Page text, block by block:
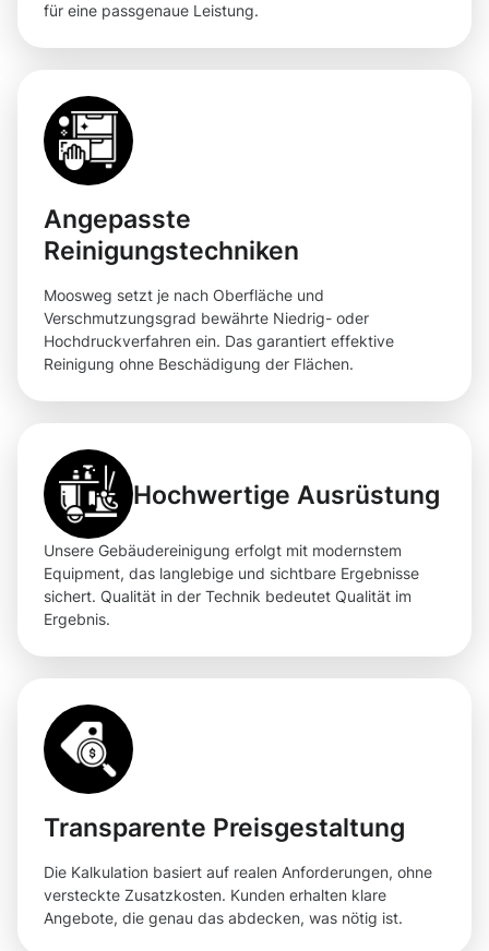
für eine passgenaue Leistung.
Angepasste
Reinigungstechniken
Moosweg setzt je nach Oberfläche und
Verschmutzungsgrad bewährte Niedrig- oder
Hochdruckverfahren ein. Das garantiert effektive
Reinigung ohne Beschädigung der Flächen.
Hochwertige Ausrüstung
Unsere Gebäudereinigung erfolgt mit modernstem
Equipment, das langlebige und sichtbare Ergebnisse
sichert. Qualität in der Technik bedeutet Qualität im
Ergebnis.
Transparente Preisgestaltung
Die Kalkulation basiert auf realen Anforderungen, ohne
versteckte Zusatzkosten. Kunden erhalten klare
Angebote, die genau das abdecken, was nötig ist.